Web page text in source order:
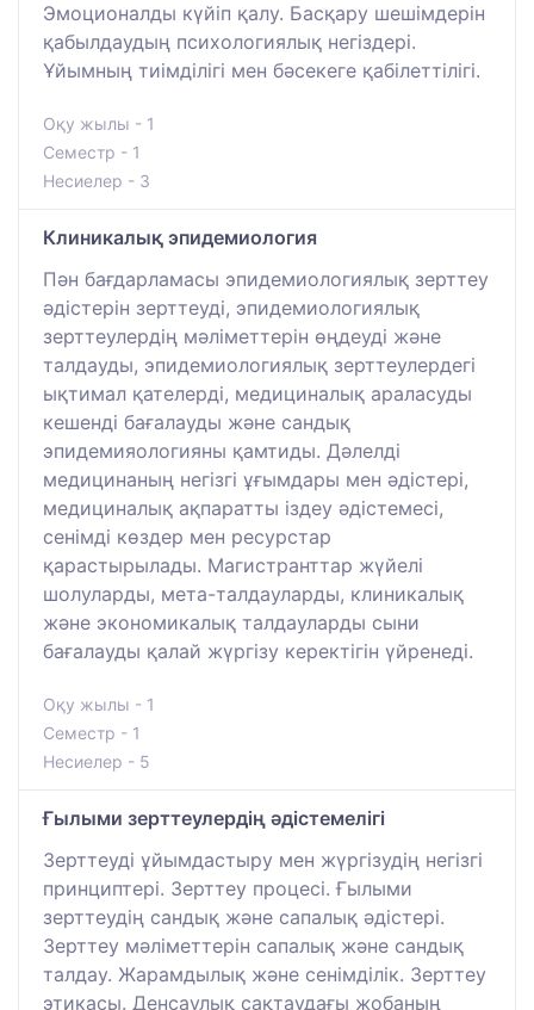
Эмоционалды күйіп қалу. Басқару шешімдерін
қабылдаудың психологиялық негіздері.
Ұйымның тиімділігі мен бәсекеге қабілеттілігі.
Оқу жылы - 1
Семестр - 1
Несиелер - 3
Клиникалық эпидемиология
Пән бағдарламасы эпидемиологиялық зерттеу
әдістерін зерттеуді, эпидемиологиялық
зерттеулердің мәліметтерін өңдеуді және
талдауды, эпидемиологиялық зерттеулердегі
ықтимал қателерді, медициналық араласуды
кешенді бағалауды және сандық
эпидемияологияны қамтиды. Дәлелді
медицинаның негізгі ұғымдары мен әдістері,
медициналық ақпаратты іздеу әдістемесі,
сенімді көздер мен ресурстар
қарастырылады. Магистранттар жүйелі
шолуларды, мета-талдауларды, клиникалық
және экономикалық талдауларды сыни
бағалауды қалай жүргізу керектігін үйренеді.
Оқу жылы - 1
Семестр - 1
Несиелер - 5
Ғылыми зерттеулердің әдістемелігі
Зерттеуді ұйымдастыру мен жүргізудің негізгі
принциптері. Зерттеу процесі. Ғылыми
зерттеудің сандық және сапалық әдістері.
Зерттеу мәліметтерін сапалық және сандық
талдау. Жарамдылық және сенімділік. Зерттеу
этикасы. Денсаулық сақтаудағы жобаның